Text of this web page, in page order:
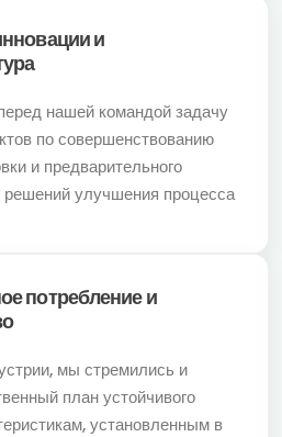
и
нашей командой задачу
по совершенствованию
и предварительного
решений улучшения процесса
потребление и
мы стремились и
план устойчивого
установленным в